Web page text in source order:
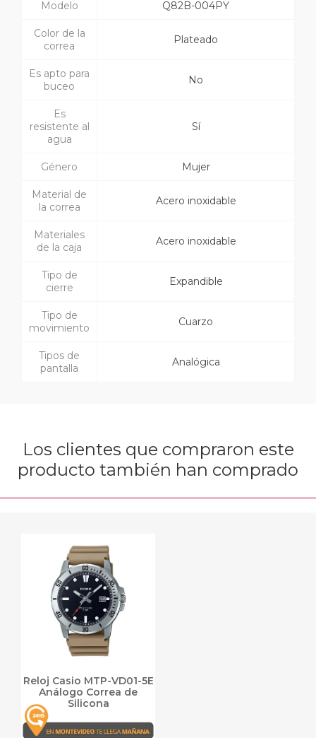
Modelo Q82B-004PY
Color de la
correa
Plateado
Es apto para
buceo
No
Es
resistente al
agua
Sí
Género Mujer
Material de
la correa
Acero inoxidable
Materiales
de la caja
Acero inoxidable
Tipo de
cierre
Expandible
Tipo de
movimiento
Cuarzo
Tipos de
pantalla
Analógica
Los clientes que compraron este
producto también han comprado
Reloj Casio MTP-VD01-5E
Análogo Correa de
Silicona